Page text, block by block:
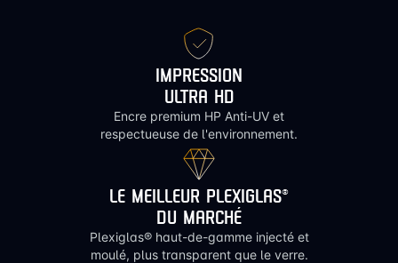
IMPRESSION
ULTRA HD
Encre premium HP Anti-UV et
respectueuse de l'environnement.
LE MEILLEUR PLEXIGLAS®
DU MARCHÉ
Plexiglas® haut-de-gamme injecté et
moulé, plus transparent que le verre.